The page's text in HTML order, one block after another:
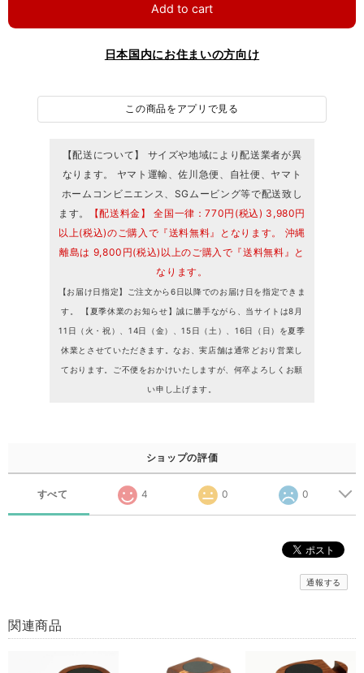
Add to cart
日本国内にお住まいの方向け
この商品をアプリで見る
【配送について】 サイズや地域により配送業者が異
なります。 ヤマト運輸、佐川急便、自社便、ヤマト
ホームコンビニエンス、SGムービング等で配送致し
ます。
【配送料金】 全国一律：770円(税込) 3,980円
以上(税込)のご購入で『送料無料』となります。 沖縄
離島は 9,800円(税込)以上のご購入で『送料無料』と
なります。
【お届け日指定】ご注文から6日以降でのお届け日を指定できま
す。 【夏季休業のお知らせ】誠に勝手ながら、当サイトは8月
11日（火・祝）、14日（金）、15日（土）、16日（日）を夏季
休業とさせていただきます。なお、実店舗は通常どおり営業し
ております。ご不便をおかけいたしますが、何卒よろしくお願
い申し上げます。
ショップの評価
すべて 4 0 0
通報する
関連商品